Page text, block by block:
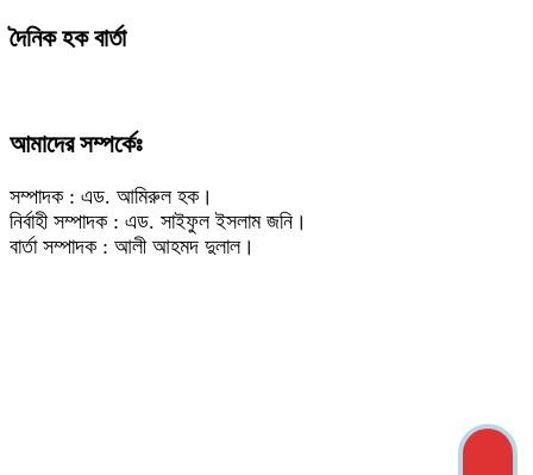
দৈনিক হক বার্তা
আমাদের সম্পর্কেঃ
সম্পাদক : এড. আমিরুল হক।
নির্বাহী সম্পাদক : এড. সাইফুল ইসলাম জনি।
বার্তা সম্পাদক : আলী আহমদ দুলাল।